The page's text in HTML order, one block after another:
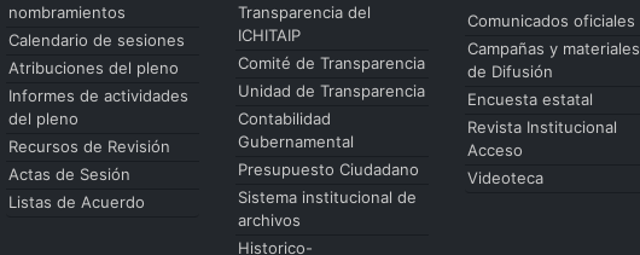
nombramientos
Calendario de sesiones
Atribuciones del pleno
Informes de actividades
del pleno
Recursos de Revisión
Actas de Sesión
Listas de Acuerdo
Transparencia del
ICHITAIP
Comité de Transparencia
Unidad de Transparencia
Contabilidad
Gubernamental
Presupuesto Ciudadano
Sistema institucional de
archivos
Historico-
Comunicados oficiales
Campañas y materiales
de Difusión
Encuesta estatal
Revista Institucional
Acceso
Videoteca